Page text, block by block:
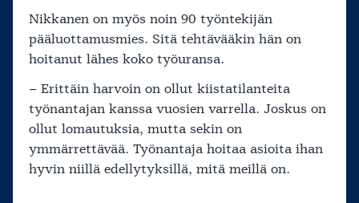
Nikkanen on myös noin 90 työntekijän
pääluottamusmies. Sitä tehtävääkin hän on
hoitanut lähes koko työuransa.
– Erittäin harvoin on ollut kiistatilanteita
työnantajan kanssa vuosien varrella. Joskus on
ollut lomautuksia, mutta sekin on
ymmärrettävää. Työnantaja hoitaa asioita ihan
hyvin niillä edellytyksillä, mitä meillä on.